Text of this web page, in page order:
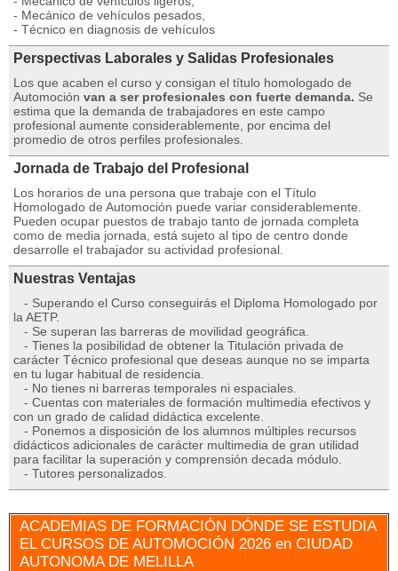
- Mecánico de vehículos pesados,
- Técnico en diagnosis de vehículos
Perspectivas Laborales y Salidas Profesionales
Los que acaben el curso y consigan el título homologado de
Automoción van a ser profesionales con fuerte demanda. Se
estima que la demanda de trabajadores en este campo
profesional aumente considerablemente, por encima del
promedio de otros perfiles profesionales.
Jornada de Trabajo del Profesional
Los horarios de una persona que trabaje con el Título
Homologado de Automoción puede variar considerablemente.
Pueden ocupar puestos de trabajo tanto de jornada completa
como de media jornada, está sujeto al tipo de centro donde
desarrolle el trabajador su actividad profesional.
Nuestras Ventajas
- Superando el Curso conseguirás el Diploma Homologado por
la AETP.
- Se superan las barreras de movilidad geográfica.
- Tienes la posibilidad de obtener la Titulación privada de
carácter Técnico profesional que deseas aunque no se imparta
en tu lugar habitual de residencia.
- No tienes ni barreras temporales ni espaciales.
- Cuentas con materiales de formación multimedia efectivos y
con un grado de calidad didáctica excelente.
- Ponemos a disposición de los alumnos múltiples recursos
didácticos adicionales de carácter multimedia de gran utilidad
para facilitar la superación y comprensión decada módulo.
- Tutores personalizados.
ACADEMIAS DE FORMACIÓN DÓNDE SE ESTUDIA
EL CURSOS DE AUTOMOCIÓN 2026 en CIUDAD
AUTONOMA DE MELILLA